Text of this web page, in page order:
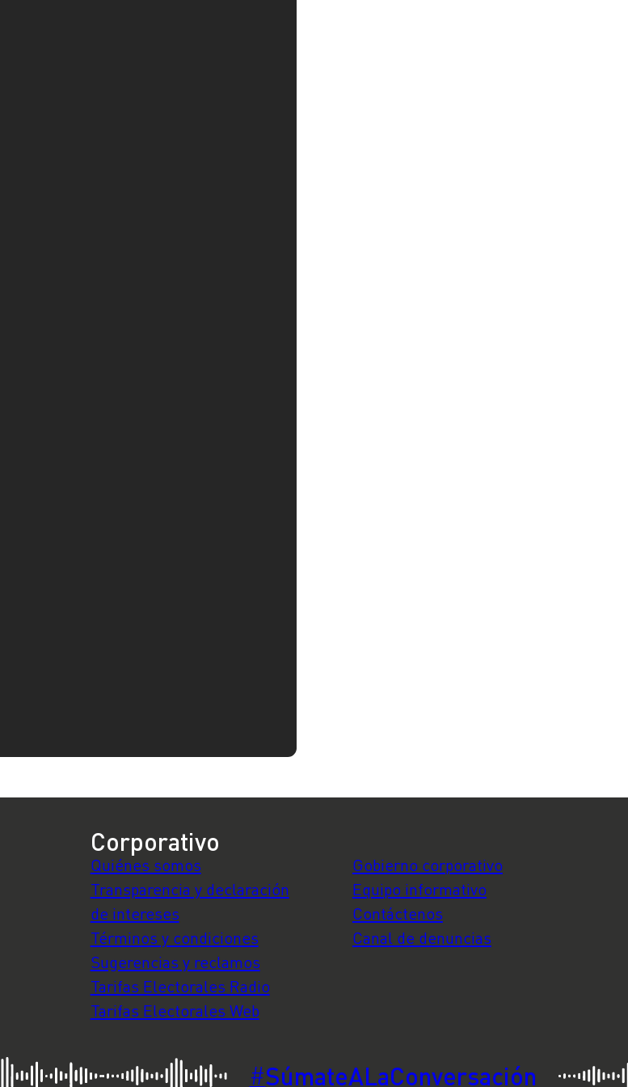
Corporativo
Quiénes somos
Transparencia y declaración
de intereses
Términos y condiciones
Sugerencias y reclamos
Tarifas Electorales Radio
Tarifas Electorales Web
Gobierno corporativo
Equipo informativo
Contáctenos
Canal de denuncias
#SúmateALaConversación